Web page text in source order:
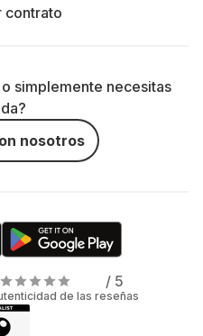
contrato
simplemente necesitas
nosotros
/ 5
de las reseñas